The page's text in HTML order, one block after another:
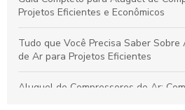
Projetos Eficientes e Econômicos
Tudo que Você Precisa Saber
de Ar para Projetos Eficientes
Aluguel de Compressores de Ar: